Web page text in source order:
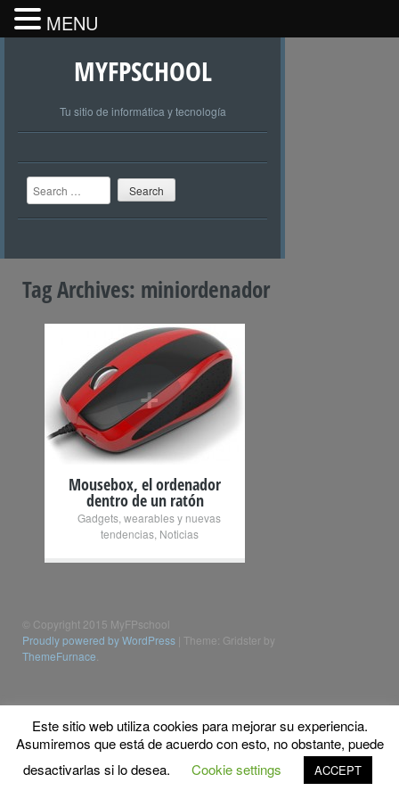
MYFPSCHOOL
Tu sitio de informática y tecnología
Search
Tag Archives: miniordenador
+
Mousebox, el ordenador
dentro de un ratón
Gadgets, wearables y nuevas
tendencias, Noticias
© Copyright 2015 MyFPschool
Proudly powered by WordPress Theme: Gridster by
ThemeFurnace
Este sitio web utiliza cookies para mejorar su experiencia.
Asumiremos que está de acuerdo con esto, no obstante, puede
desactivarlas si lo desea.
Cookie settings ACCEPT
MENU